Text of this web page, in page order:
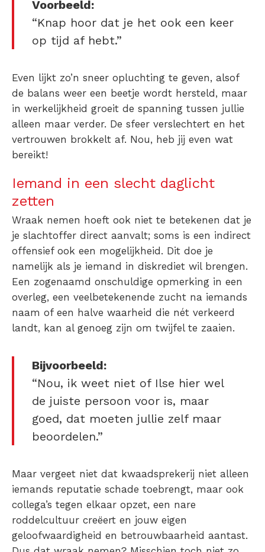
Voorbeeld:
“Knap hoor dat je het ook een keer
op tijd af hebt.”
Even lijkt zo’n sneer opluchting te geven, alsof
de balans weer een beetje wordt hersteld, maar
in werkelijkheid groeit de spanning tussen jullie
alleen maar verder. De sfeer verslechtert en het
vertrouwen brokkelt af. Nou, heb jij even wat
bereikt!
Iemand in een slecht daglicht
zetten
Wraak nemen hoeft ook niet te betekenen dat je
je slachtoffer direct aanvalt; soms is een indirect
offensief ook een mogelijkheid. Dit doe je
namelijk als je iemand in diskrediet wil brengen.
Een zogenaamd onschuldige opmerking in een
overleg, een veelbetekenende zucht na iemands
naam of een halve waarheid die nét verkeerd
landt, kan al genoeg zijn om twijfel te zaaien.
Bijvoorbeeld:
“Nou, ik weet niet of Ilse hier wel
de juiste persoon voor is, maar
goed, dat moeten jullie zelf maar
beoordelen.”
Maar vergeet niet dat kwaadsprekerij niet alleen
iemands reputatie schade toebrengt, maar ook
collega’s tegen elkaar opzet, een nare
roddelcultuur creëert en jouw eigen
geloofwaardigheid en betrouwbaarheid aantast.